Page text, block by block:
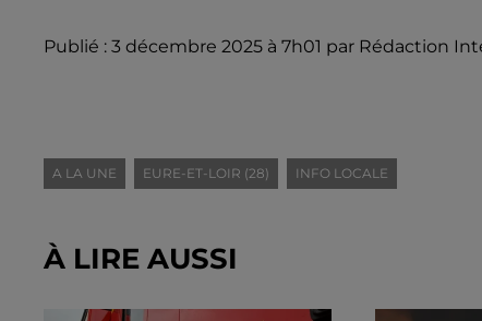
Publié : 3 décembre 2025 à 7h01 par Rédaction
A LA UNE EURE-ET-LOIR (28) INFO LOCALE
À LIRE AUSSI